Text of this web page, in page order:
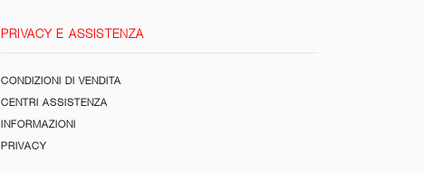
PRIVACY E ASSISTENZA
CONDIZIONI DI VENDITA
CENTRI ASSISTENZA
INFORMAZIONI
PRIVACY